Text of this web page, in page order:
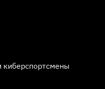
киберспортсмены